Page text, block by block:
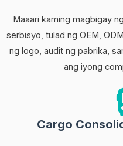
Maaari kaming magbigay
serbisyo, tulad ng OEM,
ng logo, audit ng pabrika,
ang iyong
Cargo